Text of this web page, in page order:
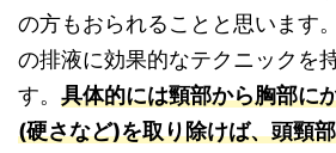
の方もおられることと思います
の排液に効果的なテクニックを
す。 具体的には頸部から胸部に
(硬さなど)を取り除けば、頭頸